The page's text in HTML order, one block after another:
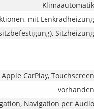
Klimaautomatik
mit Lenkradheizung
Sitzheizung
CarPlay, Touchscreen
vorhanden
Navigation per Audio